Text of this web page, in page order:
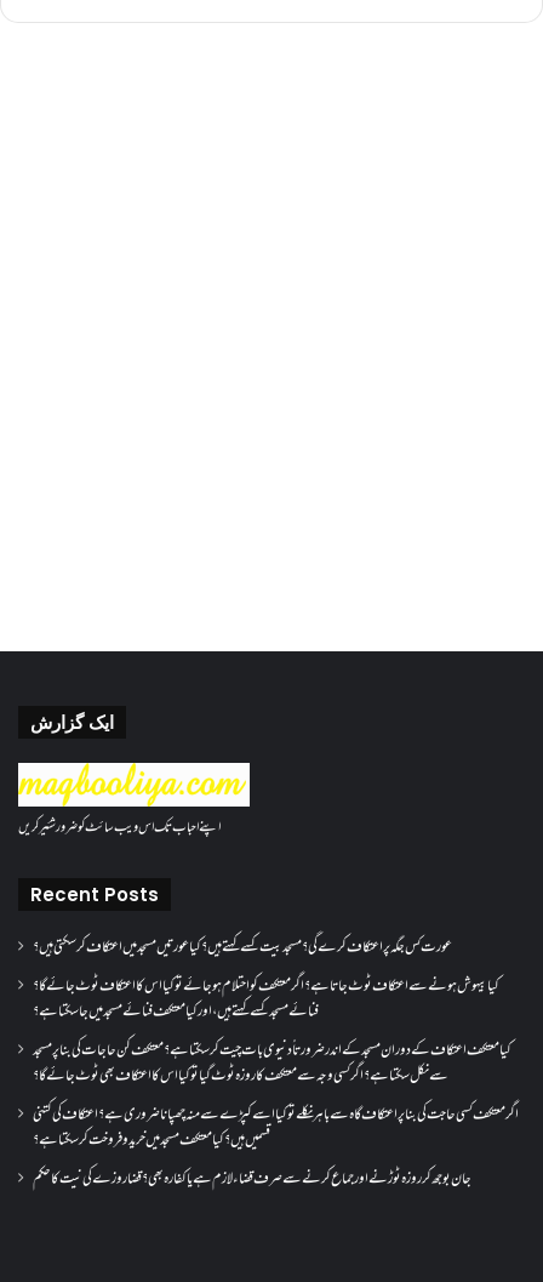
ایک گزارش
اپنے احباب تک اس ویب سائٹ کو ضرور شئیر کریں
Recent Posts
عورت کس جگہ پر اعتکاف کرے گی؟مسجد بیت کسے کہتے ہیں؟کیا عورتیں مسجد میں اعتکاف کر سکتی ہیں؟
کیا بیہوش ہونے سے اعتکاف ٹوٹ جاتا ہے؟ اگر معتکف کو احتلام ہو جائے تو کیا اس کا اعتکاف ٹوٹ جائے گا؟
فنائے مسجد کسے کہتے ہیں ، اور کیا معتکف فنائے مسجد میں جا سکتا ہے؟
کیا معتکف اعتکاف کے دوران مسجد کے اندر ضرورتاً دنیوی بات چیت کر سکتا ہے؟معتکف کن حاجات کی بنا پر مسجد
سے نکل سکتا ہے؟ اگر کسی وجہ سے معتکف کا روزہ ٹوٹ گیا تو کیا اس کا اعتکاف بھی ٹوٹ جائے گا؟
اگر معتکف کسی حاجت کی بنا پر اعتکاف گاہ سے باہر نکلے تو کیا اسے کپڑے سے منہ چھپانا ضروری ہے؟اعتکاف کی کتنی
قسمیں ہیں؟کیا معتکف مسجد میں خرید و فروخت کر سکتا ہے؟
جان بوجھ کر روزہ ٹوڑنے اور جماع کرنے سے صرف قضاء لازم ہے یا کفارہ بھی؟ قضا روزے کی نیت کا حکم